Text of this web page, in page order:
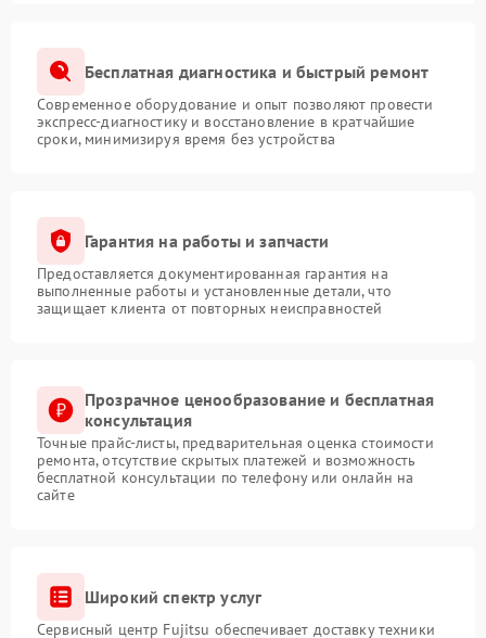
Бесплатная диагностика и быстрый ремонт
Современное оборудование и опыт позволяют провести
экспресс-диагностику и восстановление в кратчайшие
сроки, минимизируя время без устройства
Гарантия на работы и запчасти
Предоставляется документированная гарантия на
выполненные работы и установленные детали, что
защищает клиента от повторных неисправностей
Прозрачное ценообразование и бесплатная
консультация
Точные прайс-листы, предварительная оценка стоимости
ремонта, отсутствие скрытых платежей и возможность
бесплатной консультации по телефону или онлайн на
сайте
Широкий спектр услуг
Сервисный центр Fujitsu обеспечивает доставку техники